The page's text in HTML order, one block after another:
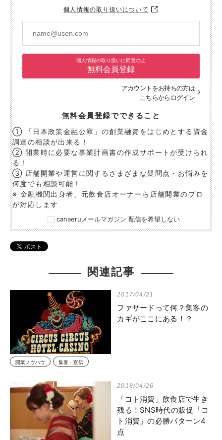
個人情報の取り扱いについて
個人情報の取り扱いに同意の上
無料会員登録
アカウントをお持ちの方は
こちらからログイン
無料会員登録でできること
① 「日本政策金融公庫」の創業融資をはじめとする資金
調達の相談が出来る！
② 開業時に必要な事業計画書の作成サポートが受けられ
る！
③ 店舗開業や運営に関するさまざまな疑問点・お悩みを
何度でも相談可能！
※ 金融機関出身者、元飲食店オーナーら店舗開業のプロ
が対応します
canaeruメールマガジン 配信を希望しない
関連記事
2017/04/21
ファサードって何？集客の
カギがここにある！？
開業ノウハウ 集客・宣伝
2018/04/26
「コト消費」飲食店で生き
残る！SNS時代の販促「コ
ト消費」の必勝パターン4
点